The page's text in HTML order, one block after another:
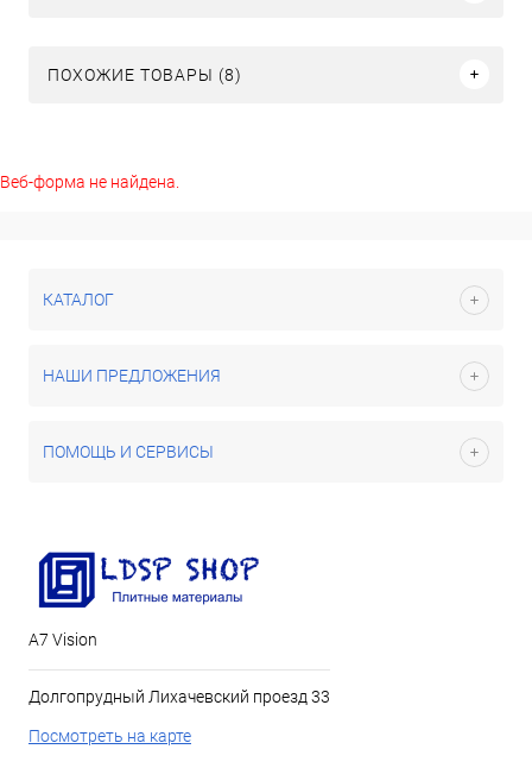
ПОХОЖИЕ ТОВАРЫ (8)
Веб-форма не найдена.
КАТАЛОГ
НАШИ ПРЕДЛОЖЕНИЯ
ПОМОЩЬ И СЕРВИСЫ
А7 Vision
Долгопрудный Лихачевский проезд 33
Посмотреть на карте